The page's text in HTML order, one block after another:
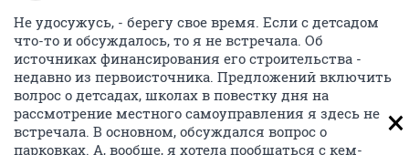
Не удосужусь, - берегу свое время. Если с детсадом
что-то и обсуждалось, то я не встречала. Об
источниках финансирования его строительства -
недавно из первоисточника. Предложений включить
волрос о детсадах, школах в повестку дня на
рассмотрение местного самоуправления я здесь не
встречала. В основном, обсуждался вопрос о
парковках. А, вообще, я хотела пообщаться с кем-